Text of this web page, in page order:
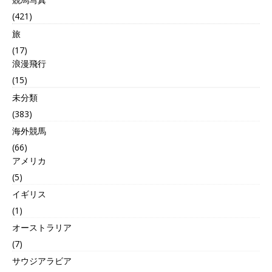
(421)
旅
(17)
浪漫飛行
(15)
未分類
(383)
海外競馬
(66)
アメリカ
(5)
イギリス
(1)
オーストラリア
(7)
サウジアラビア